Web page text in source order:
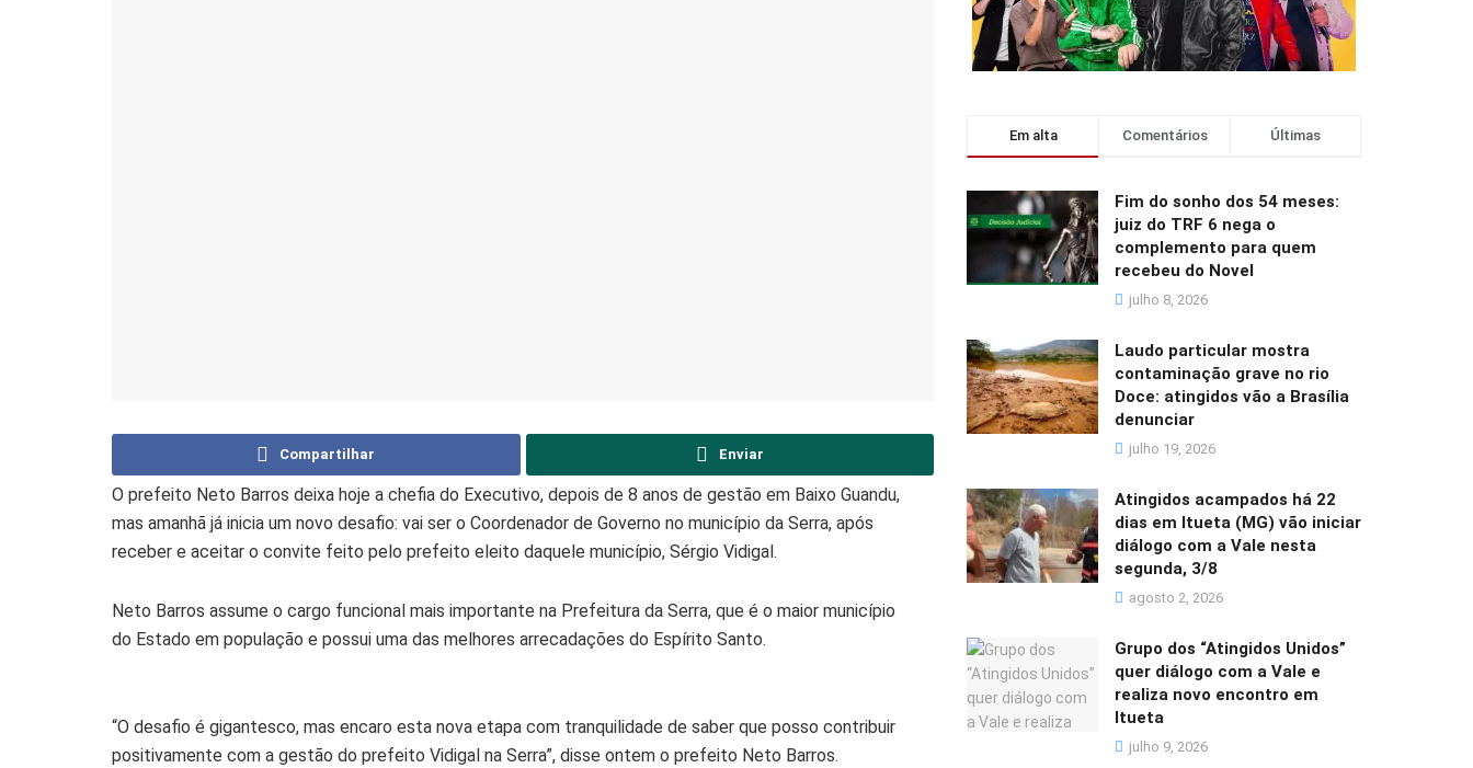
Compartilhar Enviar
O prefeito Neto Barros deixa hoje a chefia do Executivo, depois de 8 anos de gestão em Baixo Guandu,
mas amanhã já inicia um novo desafio: vai ser o Coordenador de Governo no município da Serra, após
receber e aceitar o convite feito pelo prefeito eleito daquele município, Sérgio Vidigal.
Neto Barros assume o cargo funcional mais importante na Prefeitura da Serra, que é o maior município
do Estado em população e possui uma das melhores arrecadações do Espírito Santo.
“O desafio é gigantesco, mas encaro esta nova etapa com tranquilidade de saber que posso contribuir
positivamente com a gestão do prefeito Vidigal na Serra”, disse ontem o prefeito Neto Barros.
Em alta Comentários Últimas
Fim do sonho dos 54 meses:
juiz do TRF 6 nega o
complemento para quem
recebeu do Novel
julho 8, 2026
Laudo particular mostra
contaminação grave no rio
Doce: atingidos vão a Brasília
denunciar
julho 19, 2026
Atingidos acampados há 22
dias em Itueta (MG) vão iniciar
diálogo com a Vale nesta
segunda, 3/8
agosto 2, 2026
Grupo dos “Atingidos Unidos”
quer diálogo com a Vale e
realiza novo encontro em
Itueta
julho 9, 2026